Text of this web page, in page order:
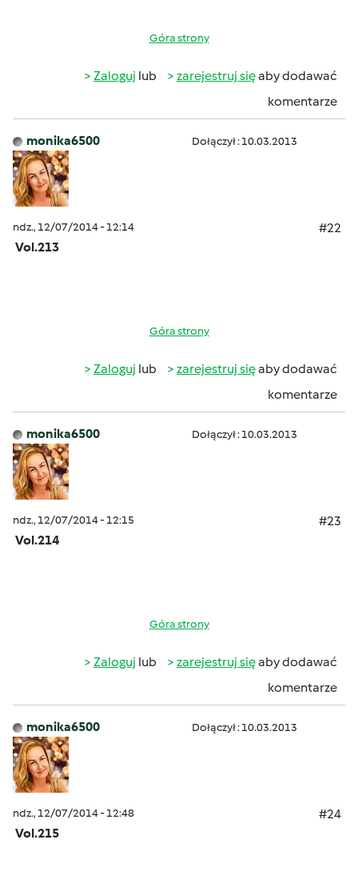
Góra strony
Zaloguj lub zarejestruj sięaby dodawać
komentarze
monika6500 Dołączył : 10.03.2013
ndz., 12/07/2014 - 12:14
#22
Vol.213
Góra strony
Zaloguj lub zarejestruj sięaby dodawać
komentarze
monika6500 Dołączył : 10.03.2013
ndz., 12/07/2014 - 12:15
#23
Vol.214
Góra strony
Zaloguj lub zarejestruj sięaby dodawać
komentarze
monika6500 Dołączył : 10.03.2013
ndz., 12/07/2014 - 12:48
#24
Vol.215